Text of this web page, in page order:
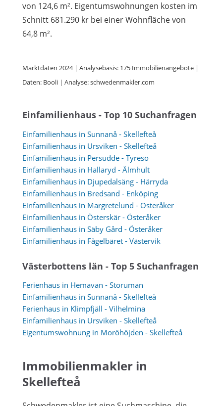
von 124,6 m². Eigentumswohnungen kosten im
Schnitt 681.290 kr bei einer Wohnfläche von
64,8 m².
Marktdaten 2024 | Analysebasis: 175 Immobilienangebote |
Daten: Booli | Analyse: schwedenmakler.com
Einfamilienhaus - Top 10 Suchanfragen
Einfamilienhaus in Sunnanå - Skellefteå
Einfamilienhaus in Ursviken - Skellefteå
Einfamilienhaus in Persudde - Tyresö
Einfamilienhaus in Hallaryd - Älmhult
Einfamilienhaus in Djupedalsäng - Härryda
Einfamilienhaus in Bredsand - Enköping
Einfamilienhaus in Margretelund - Österåker
Einfamilienhaus in Österskär - Österåker
Einfamilienhaus in Säby Gård - Österåker
Einfamilienhaus in Fågelbäret - Västervik
Västerbottens län - Top 5 Suchanfragen
Ferienhaus in Hemavan - Storuman
Einfamilienhaus in Sunnanå - Skellefteå
Ferienhaus in Klimpfjäll - Vilhelmina
Einfamilienhaus in Ursviken - Skellefteå
Eigentumswohnung in Moröhöjden - Skellefteå
Immobilienmakler in
Skellefteå